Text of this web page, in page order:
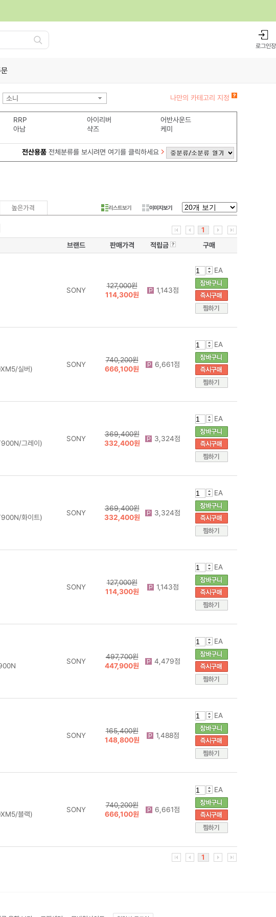
검
로그인
소니 나만의 카테고리 지정
RRP 아이리버
어반사운드
아남 샥즈
케미
전산용품전체분류를 보시려면 여기를 클릭하세요
리스트보기 이미지보기
1
브랜드 판매가격 적립금 구매
SONY
127,000원
114,300원
1,143점
EA
실버)
SONY
740,200원
666,100원
6,661점
EA
그레이)
SONY
369,400원
332,400원
3,324점
EA
화이트)
SONY
369,400원
332,400원
3,324점
EA
SONY
127,000원
114,300원
1,143점
EA
SONY
497,700원
447,900원
4,479점
EA
SONY
165,400원
148,800원
1,488점
EA
블랙)
SONY
740,200원
666,100원
6,661점
EA
1